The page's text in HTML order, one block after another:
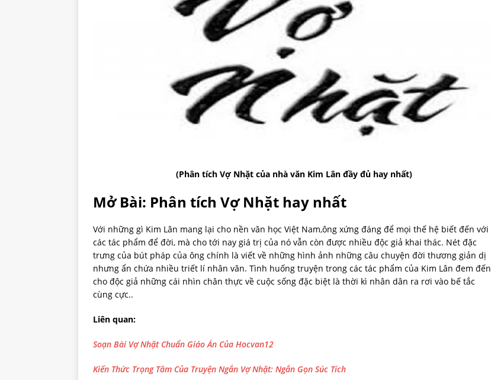
(Phân tích Vợ Nhặt của nhà văn Kim Lân đầy đủ hay nhất)
Mở Bài: Phân tích Vợ Nhặt hay nhất
Với những gì Kim Lân mang lại cho nền văn học Việt Nam,ông xứng đáng để mọi thế hệ biết đến với
các tác phẩm để đời, mà cho tới nay giá trị của nó vẫn còn được nhiều độc giả khai thác. Nét đặc
trưng của bút pháp của ông chính là viết về những hình ảnh những câu chuyện đời thương giản dị
nhưng ẩn chứa nhiều triết lí nhân văn. Tình huống truyện trong các tác phẩm của Kim Lân đem đến
cho độc giả những cái nhìn chân thực về cuộc sống đặc biệt là thời kì nhân dân ra rơi vào bế tắc
cùng cực..
Liên quan:
Soạn Bài Vợ Nhặt Chuẩn Giáo Án Của Hocvan12
Kiến Thức Trọng Tâm Của Truyện Ngắn Vợ Nhặt: Ngắn Gọn Súc Tích